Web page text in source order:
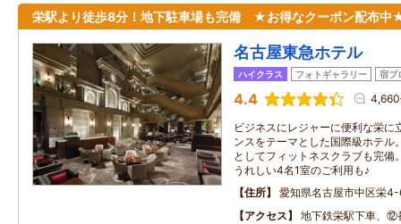
栄駅より徒歩8分！地下駐車場も完備 ★お得なクーポン配布中
名古屋東急ホテル
ハイクラス フォトギャラリー 宿ブ
4.4
ビジネスにレジャーに便利な栄に
ンスをテーマとした国際級ホテル
としてフィットネスクラブも完備
うれしい4名1室のご利用も♪
住所
愛知県名古屋市中区栄
アクセス
地下鉄栄駅下車、⑫